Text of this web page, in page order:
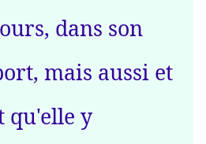
dans son
mais aussi et
qu'elle y